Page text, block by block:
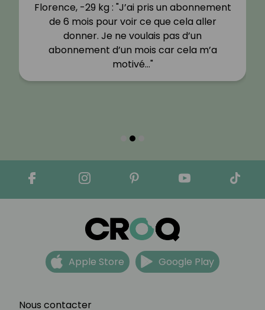
Florence, -29 kg : "J’ai pris un abonnement
de 6 mois pour voir ce que cela aller
donner. Je ne voulais pas d’un
abonnement d’un mois car cela m’a
motivé…"
Nous contacter
Apple Store Google Play